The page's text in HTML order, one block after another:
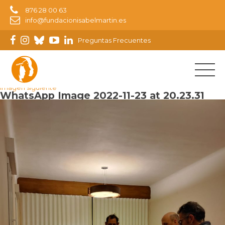
876 28 00 63
info@fundacionisabelmartin.es
Preguntas Frecuentes
Imagen anterior
Imagen siguiente
WhatsApp Image 2022-11-23 at 20.23.31